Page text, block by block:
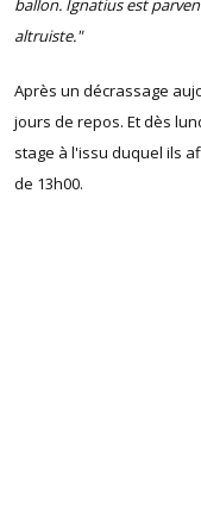
altruiste."
Après un décrassage
jours de repos. Et dès
stage à l'issu duquel ils
de 13h00.